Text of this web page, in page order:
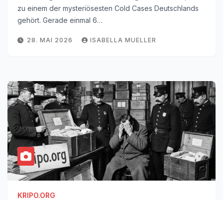
zu einem der mysteriösesten Cold Cases Deutschlands
gehört. Gerade einmal 6…
28. MAI 2026 ISABELLA MUELLER
KRIPO.ORG